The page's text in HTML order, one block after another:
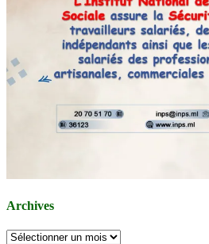
Archives
Archives